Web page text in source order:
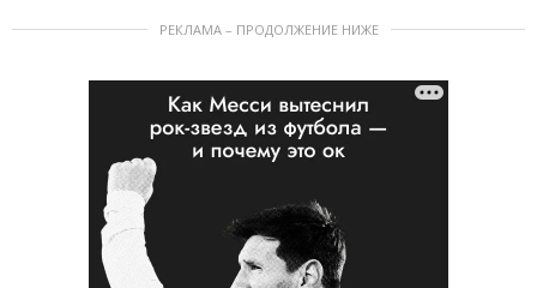
РЕКЛАМА – ПРОДОЛЖЕНИЕ НИЖЕ